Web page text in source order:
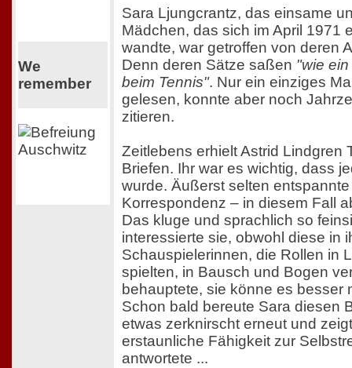
We
remember
Sara Ljungcrantz, das einsame
Mädchen, das sich im April 1971
wandte, war getroffen von deren
Denn deren Sätze saßen "wie
beim Tennis". Nur ein einziges
gelesen, konnte aber noch
zitieren.
Zeitlebens erhielt Astrid Lindgren
Briefen. Ihr war es wichtig, dass
wurde. Äußerst selten
Korrespondenz – in diesem Fall
Das kluge und sprachlich so
interessierte sie, obwohl diese in
Schauspielerinnen, die Rollen in
spielten, in Bausch und Bogen
behauptete, sie könne es besser
Schon bald bereute Sara diesen
etwas zerknirscht erneut und
erstaunliche Fähigkeit zur
antwortete ...